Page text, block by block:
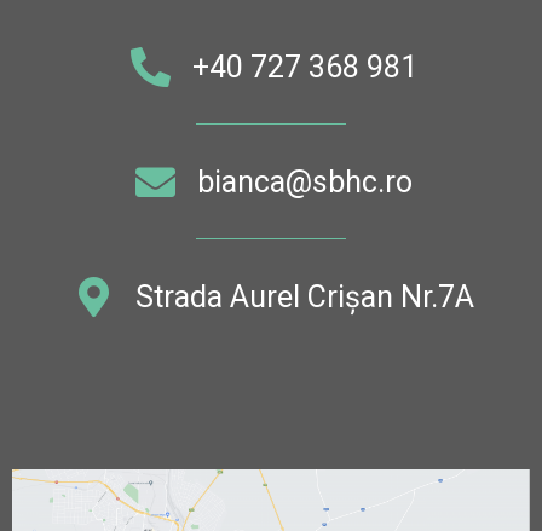
+40 727 368 981​
bianca@sbhc.ro
Strada Aurel Crișan Nr.7A